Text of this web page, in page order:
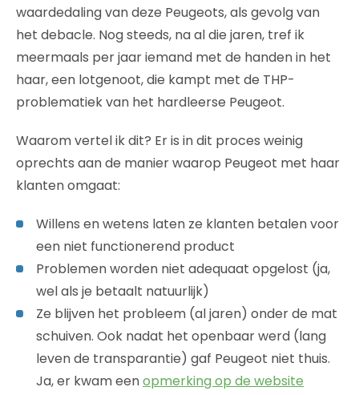
waardedaling van deze Peugeots, als gevolg van
het debacle. Nog steeds, na al die jaren, tref ik
meermaals per jaar iemand met de handen in het
haar, een lotgenoot, die kampt met de THP-
problematiek van het hardleerse Peugeot.
Waarom vertel ik dit? Er is in dit proces weinig
oprechts aan de manier waarop Peugeot met haar
klanten omgaat:
Willens en wetens laten ze klanten betalen voor
een niet functionerend product
Problemen worden niet adequaat opgelost (ja,
wel als je betaalt natuurlijk)
Ze blijven het probleem (al jaren) onder de mat
schuiven. Ook nadat het openbaar werd (lang
leven de transparantie) gaf Peugeot niet thuis.
Ja, er kwam eenopmerking op de website